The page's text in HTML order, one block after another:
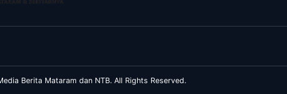
Berita Mataram dan NTB. All Rights Reserved.